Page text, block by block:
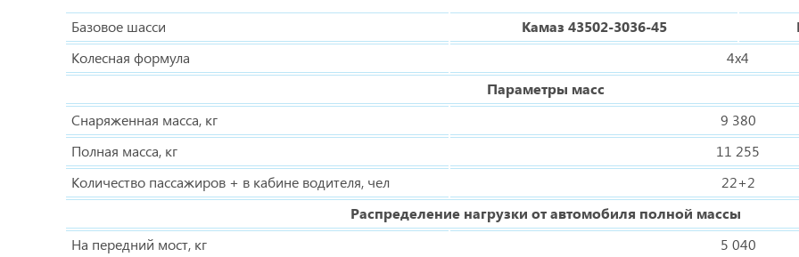
Базовое шасси Камаз 43502-3036-45
Колесная формула
4х4
Параметры масс
Снаряженная масса, кг
9 380
Полная масса, кг
11 255
Количество пассажиров + в кабине водителя, чел
22+2
Распределение нагрузки от автомобиля полной массы
На передний мост, кг
5 040